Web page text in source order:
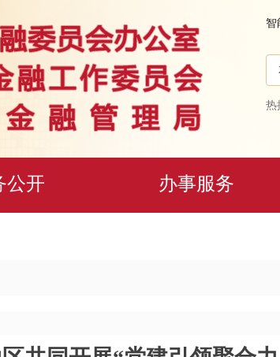
智
热
公开 办事服务